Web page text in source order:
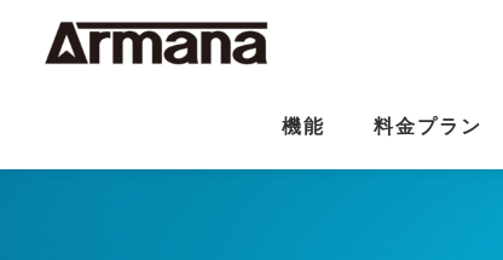
機能 料金プラン